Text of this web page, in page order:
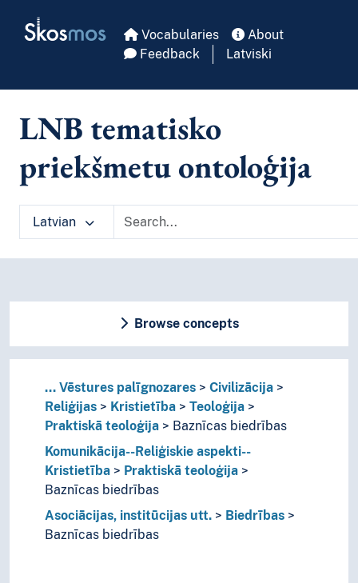
Skosmos Vocabularies
About
Feedback
Latviski
LNB tematisko
priekšmetu ontoloģija
Latvian
Browse concepts
... Vēstures palīgnozares
Civilizācija
Reliģijas
Kristietība
Teoloģija
Praktiskā teoloģija
Baznīcas biedrības
Komunikācija--Reliģiskie aspekti--
Kristietība
Praktiskā teoloģija
Baznīcas biedrības
Asociācijas, institūcijas utt.
Biedrības
Baznīcas biedrības